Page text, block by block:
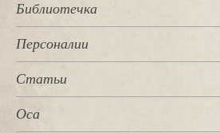
Библиотечка
Персоналии
Статьи
Оса